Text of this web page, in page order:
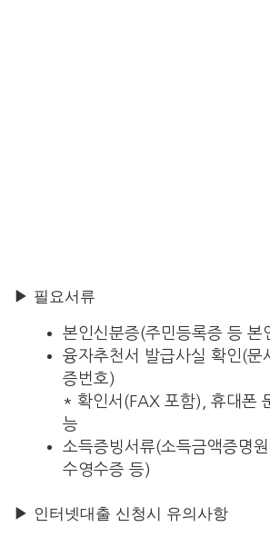
▶ 필요서류
본인신분증(주민등록증 등 본
융자추천서 발급사실 확인(문
증번호)
* 확인서(FAX 포함), 휴대폰
능
소득증빙서류(소득금액증명
수영수증 등)
▶ 인터넷대출 신청시 유의사항